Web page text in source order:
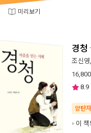
미리보기
경청
조신영
16,800
8.9
양탄
이